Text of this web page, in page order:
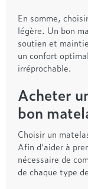
En somme,
légère. Un bon
soutien et
un confort
irréprochable.
Acheter
bon
Choisir un
Afin d'aider à
nécessaire de
de chaque type